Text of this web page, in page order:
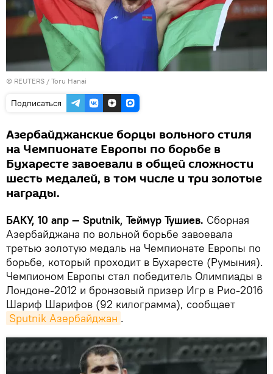
© REUTERS / Toru Hanai
Подписаться
Азербайджанские борцы вольного стиля
на Чемпионате Европы по борьбе в
Бухаресте завоевали в общей сложности
шесть медалей, в том числе и три золотые
награды.
БАКУ, 10 апр — Sputnik, Теймур Тушиев. Сборная
Азербайджана по вольной борьбе завоевала
третью золотую медаль на Чемпионате Европы по
борьбе, который проходит в Бухаресте (Румыния).
Чемпионом Европы стал победитель Олимпиады в
Лондоне-2012 и бронзовый призер Игр в Рио-2016
Шариф Шарифов (92 килограмма), сообщает
Sputnik Азербайджан .